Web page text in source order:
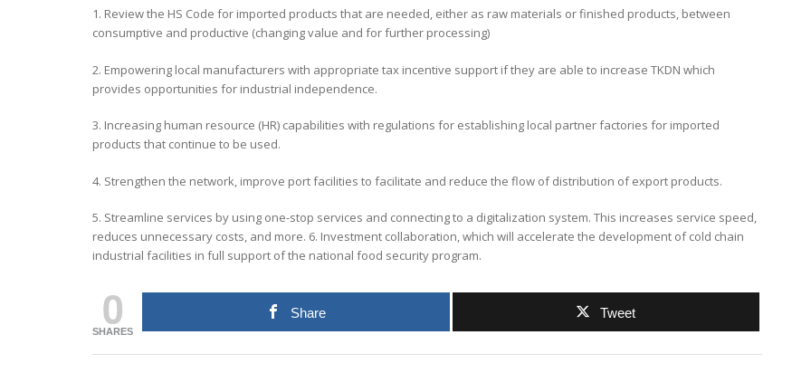
1. Review the HS Code for imported products that are needed, either as raw materials or finished products, between
consumptive and productive (changing value and for further processing)
2. Empowering local manufacturers with appropriate tax incentive support if they are able to increase TKDN which
provides opportunities for industrial independence.
3. Increasing human resource (HR) capabilities with regulations for establishing local partner factories for imported
products that continue to be used.
4. Strengthen the network, improve port facilities to facilitate and reduce the flow of distribution of export products.
5. Streamline services by using one-stop services and connecting to a digitalization system. This increases service speed,
reduces unnecessary costs, and more. 6. Investment collaboration, which will accelerate the development of cold chain
industrial facilities in full support of the national food security program.
0
SHARES
Share Tweet